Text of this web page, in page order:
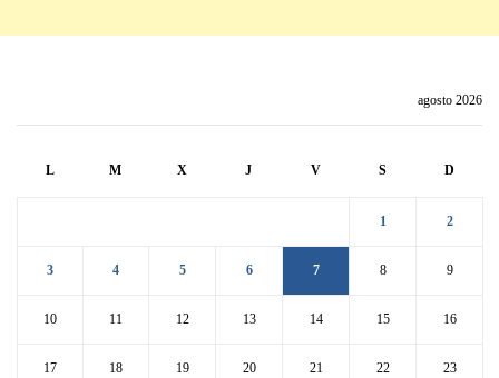
agosto 2026
L M X J V S D
1 2
3 4 5 6 7 8 9
10 11 12 13 14 15 16
17 18 19 20 21 22 23